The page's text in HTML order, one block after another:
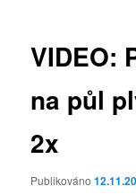
VIDEO:
na půl
2x
Publikováno